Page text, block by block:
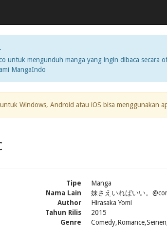
mengunduh manga yang ingin dibaca secara
MangaIndo
Windows, Android atau iOS bisa menggunakan
Tipe
Manga
Nama Lain
妹さえいればいい。
Author
Hirasaka Yomi
Tahun Rilis
2015
Genre